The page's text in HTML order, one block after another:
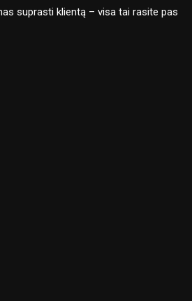
suprasti klientą – visa tai rasite pas